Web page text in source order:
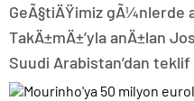
GeÃ§tiÄŸimiz gÃ¼nlerde
TakÄ±mÄ±’yla anÄ±lan
Suudi Arabistan’dan teklif